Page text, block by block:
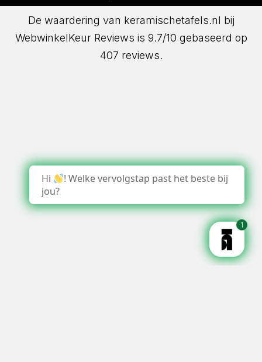
De waardering van keramischetafels.nl bij
WebwinkelKeur Reviews is 9.7/10 gebaseerd op
407 reviews.
Hi
! Welke vervolgstap past het beste bij
jou?
1